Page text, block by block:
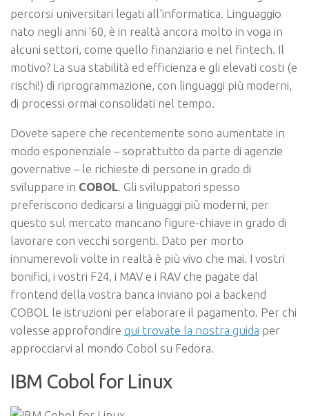
percorsi universitari legati all’informatica. Linguaggio
nato negli anni ‘60, è in realtà ancora molto in voga in
alcuni settori, come quello finanziario e nel fintech. Il
motivo? La sua stabilità ed efficienza e gli elevati costi (e
rischi!) di riprogrammazione, con linguaggi più moderni,
di processi ormai consolidati nel tempo.
Dovete sapere che recentemente sono aumentate in
modo esponenziale – soprattutto da parte di agenzie
governative – le richieste di persone in grado di
sviluppare in COBOL. Gli sviluppatori spesso
preferiscono dedicarsi a linguaggi più moderni, per
questo sul mercato mancano figure-chiave in grado di
lavorare con vecchi sorgenti. Dato per morto
innumerevoli volte in realtà è più vivo che mai. I vostri
bonifici, i vostri F24, i MAV e i RAV che pagate dal
frontend della vostra banca inviano poi a backend
COBOL le istruzioni per elaborare il pagamento. Per chi
volesse approfondire qui trovate la nostra guida per
approcciarvi al mondo Cobol su Fedora.
IBM Cobol for Linux